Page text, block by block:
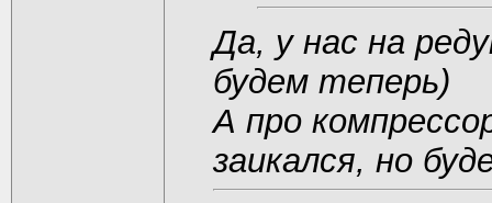
Да, у нас на
будем теперь)
А про
заикался, но